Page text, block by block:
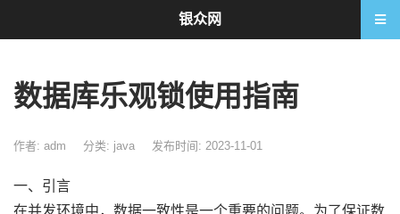
数据库乐观锁使用指南
作者: adm 分类: java 发布时间: 2023-11-01
一、引言
在并发环境中，数据一致性是一个重要的问题。为了保证数
银众网